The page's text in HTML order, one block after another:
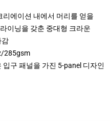
리에이션 내에서 머리를 얻을
이닝을 갖춘 중대형 크라운
감
285gsm
구 패널을 가진 5-panel 디자인